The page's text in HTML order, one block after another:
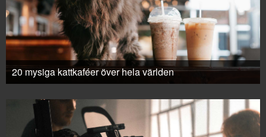
20 mysiga kattkaféer över hela världen